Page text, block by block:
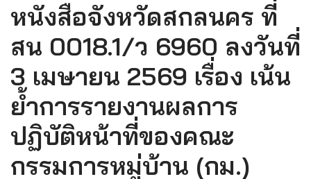
หนังสือจังหวัดสกลนคร ที่
สน 0018.1/ว 6960 ลงวันที่
3 เมษายน 2569 เรื่อง เน้น
ย้ำการรายงานผลการ
ปฏิบัติหน้าที่ของคณะ
กรรมการหมู่บ้าน (กม.)